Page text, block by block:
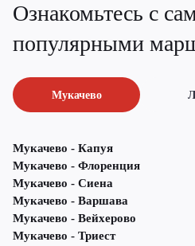
Ознакомьтесь с
популярными
Мукачево
Мукачево - Капуя
Мукачево - Флоренция
Мукачево - Сиена
Мукачево - Варшава
Мукачево - Вейхерово
Мукачево - Триест